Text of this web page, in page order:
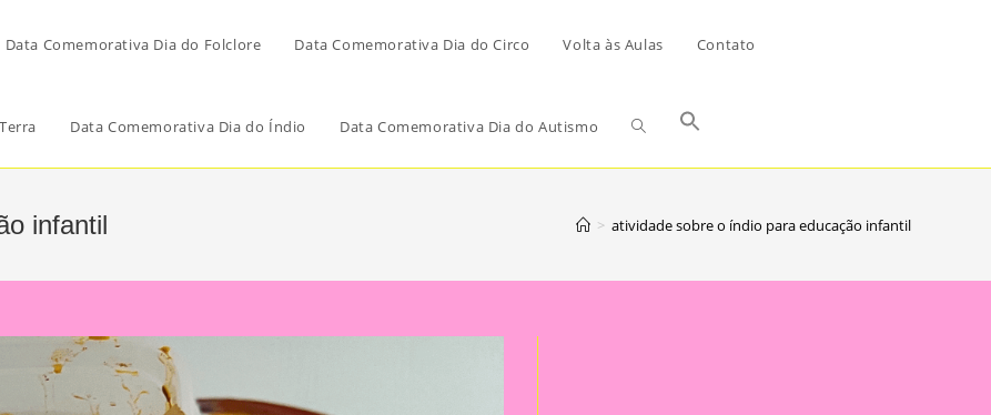
Data Comemorativa Dia do Folclore Data Comemorativa Dia do Circo Volta às Aulas Contato
Data Comemorativa Dia do Índio Data Comemorativa Dia do Autismo
infantil > atividade sobre o índio para educação infantil